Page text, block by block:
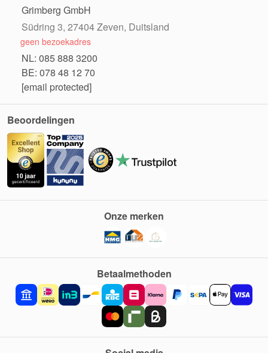
Grimberg GmbH
Südring 3, 27404 Zeven, Duitsland
geen bezoekadres
NL: 085 888 3200
BE: 078 48 12 70
[email protected]
Beoordelingen
Betaalmethoden
Onze merken